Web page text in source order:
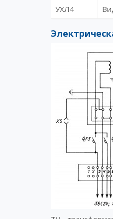
УХЛ4